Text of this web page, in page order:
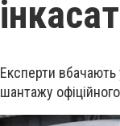
Експерти вбачають
шантажу